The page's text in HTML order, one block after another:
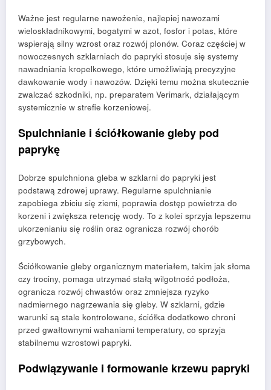
Ważne jest regularne nawożenie, najlepiej nawozami
wieloskładnikowymi, bogatymi w azot, fosfor i potas, które
wspierają silny wzrost oraz rozwój plonów. Coraz częściej w
nowoczesnych szklarniach do papryki stosuje się systemy
nawadniania kropelkowego, które umożliwiają precyzyjne
dawkowanie wody i nawozów. Dzięki temu można skutecznie
zwalczać szkodniki, np. preparatem Verimark, działającym
systemicznie w strefie korzeniowej.
Spulchnianie i ściółkowanie gleby pod
paprykę
Dobrze spulchniona gleba w szklarni do papryki jest
podstawą zdrowej uprawy. Regularne spulchnianie
zapobiega zbiciu się ziemi, poprawia dostęp powietrza do
korzeni i zwiększa retencję wody. To z kolei sprzyja lepszemu
ukorzenianiu się roślin oraz ogranicza rozwój chorób
grzybowych.
Ściółkowanie gleby organicznym materiałem, takim jak słoma
czy trociny, pomaga utrzymać stałą wilgotność podłoża,
ogranicza rozwój chwastów oraz zmniejsza ryzyko
nadmiernego nagrzewania się gleby. W szklarni, gdzie
warunki są stale kontrolowane, ściółka dodatkowo chroni
przed gwałtownymi wahaniami temperatury, co sprzyja
stabilnemu wzrostowi papryki.
Podwiązywanie i formowanie krzewu papryki